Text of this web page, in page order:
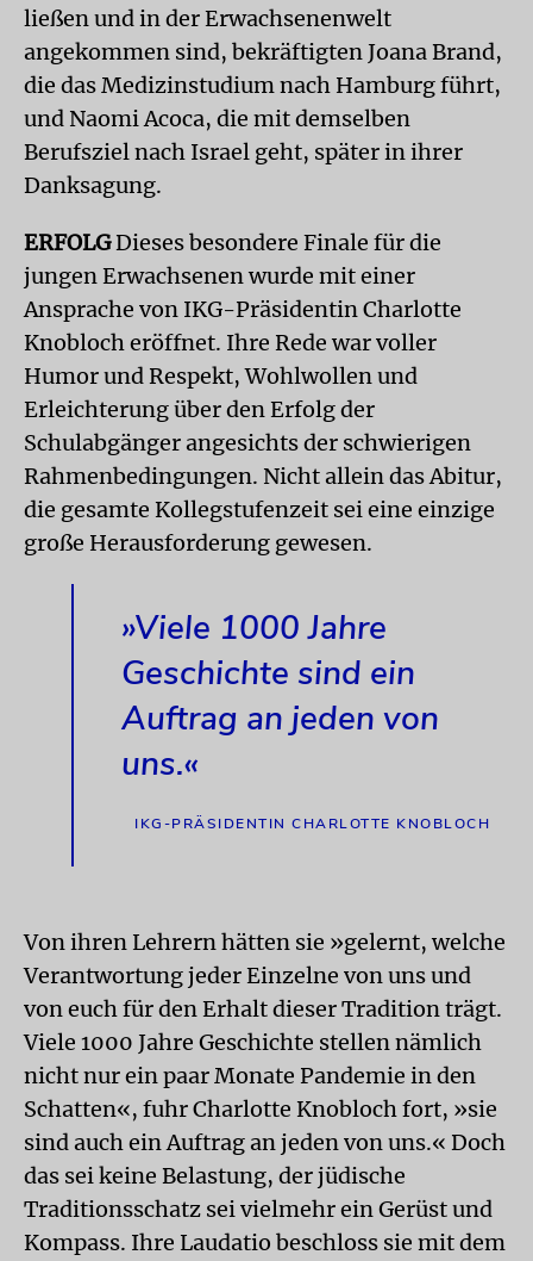
ließen und in der Erwachsenenwelt
angekommen sind, bekräftigten Joana Brand,
die das Medizinstudium nach Hamburg führt,
und Naomi Acoca, die mit demselben
Berufsziel nach Israel geht, später in ihrer
Danksagung.
ERFOLGDieses besondere Finale für die
jungen Erwachsenen wurde mit einer
Ansprache von IKG-Präsidentin Charlotte
Knobloch eröffnet. Ihre Rede war voller
Humor und Respekt, Wohlwollen und
Erleichterung über den Erfolg der
Schulabgänger angesichts der schwierigen
Rahmenbedingungen. Nicht allein das Abi­tur,
die gesamte Kollegstufenzeit sei eine einzige
große Herausforderung gewesen.
»Viele 1000 Jahre
Geschichte sind ein
Auftrag an jeden von
uns.«
IKG-PRÄSIDENTIN CHARLOTTE KNOBLOCH
Von ihren Lehrern hätten sie »gelernt, welche
Verantwortung jeder Einzelne von uns und
von euch für den Erhalt dieser Tradition trägt.
Viele 1000 Jahre Geschichte stellen nämlich
nicht nur ein paar Monate Pandemie in den
Schatten«, fuhr Charlotte Knobloch fort, »sie
sind auch ein Auftrag an jeden von uns.« Doch
das sei keine Belastung, der jüdische
Traditionsschatz sei vielmehr ein Gerüst und
Kompass. Ihre Laudatio beschloss sie mit dem